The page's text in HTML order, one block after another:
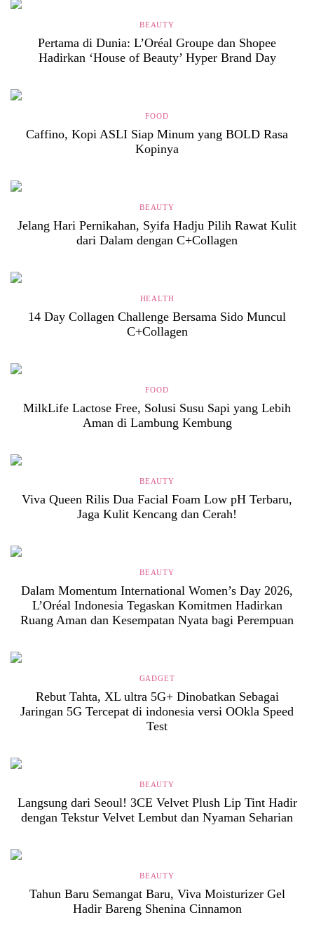
BEAUTY
Pertama di Dunia: L’Oréal Groupe dan Shopee
Hadirkan ‘House of Beauty’ Hyper Brand Day
FOOD
Caffino, Kopi ASLI Siap Minum yang BOLD Rasa
Kopinya
BEAUTY
Jelang Hari Pernikahan, Syifa Hadju Pilih Rawat Kulit
dari Dalam dengan C+Collagen
HEALTH
14 Day Collagen Challenge Bersama Sido Muncul
C+Collagen
FOOD
MilkLife Lactose Free, Solusi Susu Sapi yang Lebih
Aman di Lambung Kembung
BEAUTY
Viva Queen Rilis Dua Facial Foam Low pH Terbaru,
Jaga Kulit Kencang dan Cerah!
BEAUTY
Dalam Momentum International Women’s Day 2026,
L’Oréal Indonesia Tegaskan Komitmen Hadirkan
Ruang Aman dan Kesempatan Nyata bagi Perempuan
GADGET
Rebut Tahta, XL ultra 5G+ Dinobatkan Sebagai
Jaringan 5G Tercepat di indonesia versi OOkla Speed
Test
BEAUTY
Langsung dari Seoul! 3CE Velvet Plush Lip Tint Hadir
dengan Tekstur Velvet Lembut dan Nyaman Seharian
BEAUTY
Tahun Baru Semangat Baru, Viva Moisturizer Gel
Hadir Bareng Shenina Cinnamon